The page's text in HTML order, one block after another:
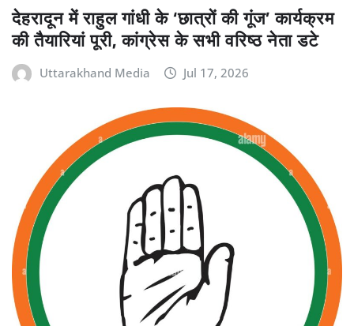
देहरादून में राहुल गांधी के ‘छात्रों की गूंज’ कार्यक्रम
की तैयारियां पूरी, कांग्रेस के सभी वरिष्ठ नेता डटे
Uttarakhand Media Jul 17, 2026